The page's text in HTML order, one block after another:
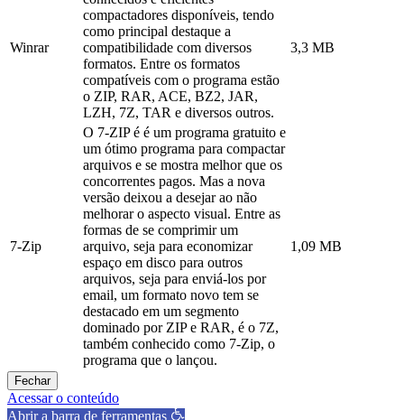
Winrar
compactadores disponíveis, tendo
como principal destaque a
compatibilidade com diversos
formatos. Entre os formatos
compatíveis com o programa estão
o ZIP, RAR, ACE, BZ2, JAR,
LZH, 7Z, TAR e diversos outros.
3,3 MB
7-Zip
O 7-ZIP é é um programa gratuito e
um ótimo programa para compactar
arquivos e se mostra melhor que os
concorrentes pagos. Mas a nova
versão deixou a desejar ao não
melhorar o aspecto visual. Entre as
formas de se comprimir um
arquivo, seja para economizar
espaço em disco para outros
arquivos, seja para enviá-los por
email, um formato novo tem se
destacado em um segmento
dominado por ZIP e RAR, é o 7Z,
também conhecido como 7-Zip, o
programa que o lançou.
1,09 MB
Fechar
Acessar o conteúdo
Abrir a barra de ferramentas